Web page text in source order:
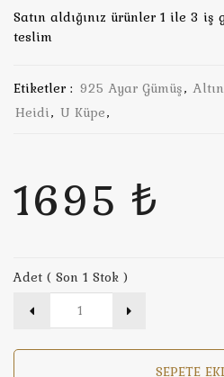
Satın aldığınız ürünler 1 ile 3
teslim
Etiketler : 925 Ayar Gümüş,
Heidi, U Küpe,
1695 ₺
Adet ( Son 1 Stok )
SEPETE